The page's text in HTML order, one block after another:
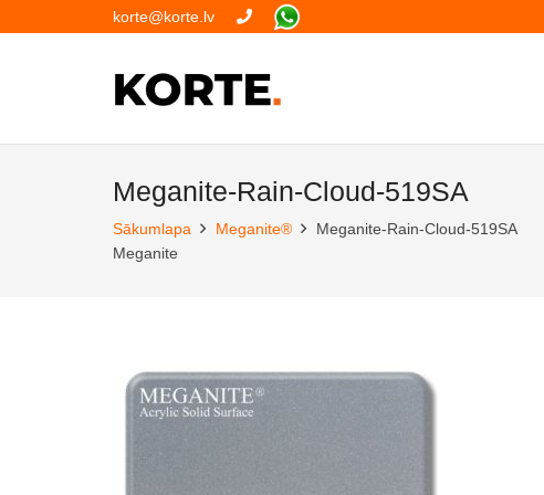
korte@korte.lv
Meganite-Rain-Cloud-519SA
Sākumlapa Meganite®
Meganite-Rain-Cloud-519SA
Meganite